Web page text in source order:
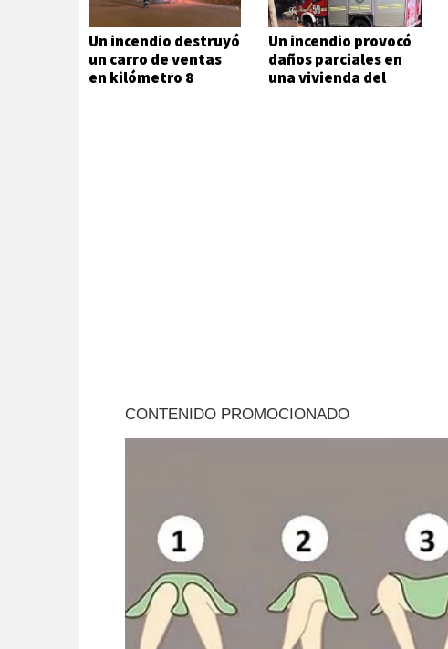
Un incendio destruyó
un carro de ventas
en kilómetro 8
Un incendio provocó
daños parciales en
una vivienda del